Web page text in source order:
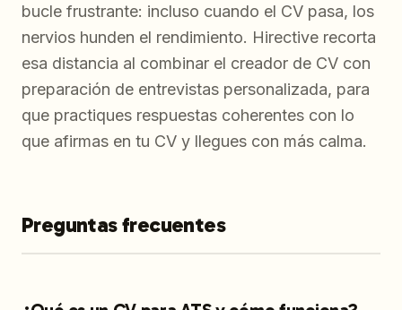
bucle frustrante: incluso cuando el CV pasa, los
nervios hunden el rendimiento. Hirective recorta
esa distancia al combinar el creador de CV con
preparación de entrevistas personalizada, para
que practiques respuestas coherentes con lo
que afirmas en tu CV y llegues con más calma.
Preguntas frecuentes